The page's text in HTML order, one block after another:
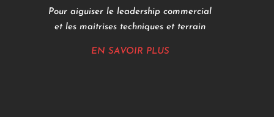
Pour aiguiser le leadership commercial
et les maitrises techniques et terrain
EN SAVOIR PLUS